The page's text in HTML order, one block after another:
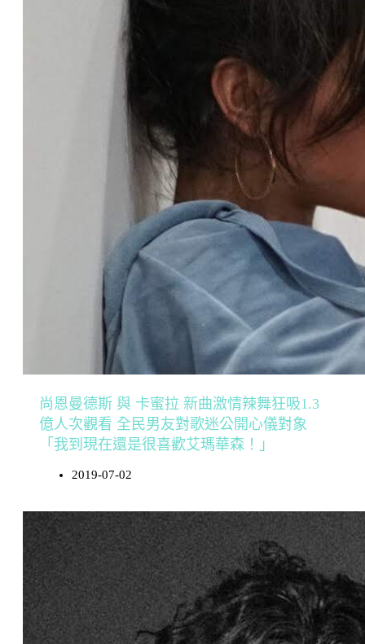
尚恩曼德斯 與 卡蜜拉 新曲激情辣舞狂吸1.3
億人次觀看 全民男友對歌迷公開心儀對象
「我到現在還是很喜歡艾瑪華森！」
2019-07-02